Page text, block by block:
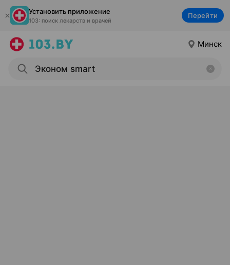
Установить приложение
103: поиск лекарств и врачей
Перейти
Минск